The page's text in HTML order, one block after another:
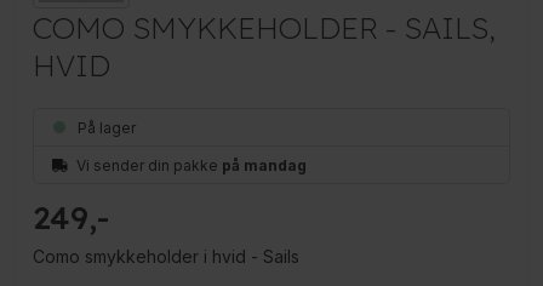
COMO SMYKKEHOLDER - SAILS,
HVID
På lager
Vi sender din pakke på mandag
249
Como smykkeholder i hvid - Sails